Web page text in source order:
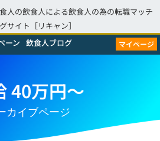
人の飲食人による飲食人の為の転職マッチ
サイト［リキャン］
ーン 飲食人ブログ マイページ
40万円～
カイブページ